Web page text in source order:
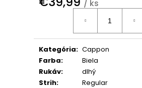
/ ks
Jednotková
Kategória: Cappon
Farba:
Biela
Rukáv:
dlhý
Strih:
Regular
KOŠEĽA K062-A02